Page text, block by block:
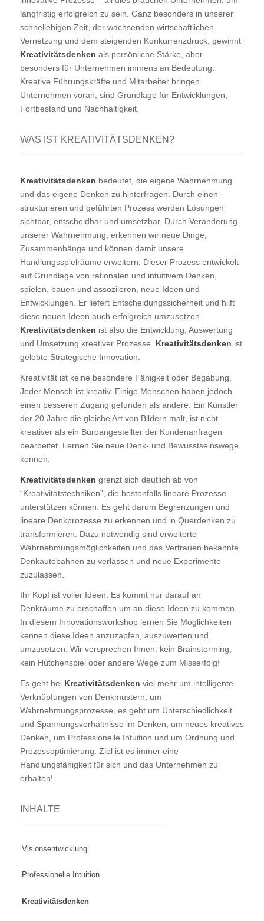
langfristig erfolgreich zu sein. Ganz besonders in unserer
schnellebigen Zeit, der wachsenden wirtschaftlichen
Vernetzung und dem steigenden Konkurrenzdruck, gewinnt
Kreativitätsdenken als persönliche Stärke, aber
besonders für Unternehmen immens an Bedeutung.
Kreative Führungskräfte und Mitarbeiter bringen
Unternehmen voran, sind Grundlage für Entwicklungen,
Fortbestand und Nachhaltigkeit.
WAS IST KREATIVITÄTSDENKEN?
Kreativitätsdenken bedeutet, die eigene Wahrnehmung
und das eigene Denken zu hinterfragen. Durch einen
strukturieren und geführten Prozess werden Lösungen
sichtbar, entscheidbar und umsetzbar. Durch Veränderung
unserer Wahrnehmung, erkennen wir neue Dinge,
Zusammenhänge und können damit unsere
Handlungsspielräume erweitern. Dieser Prozess entwickelt
auf Grundlage von rationalen und intuitivem Denken,
spielen, bauen und assoziieren, neue Ideen und
Entwicklungen. Er liefert Entscheidungssicherheit und hilft
diese neuen Ideen auch erfolgreich umzusetzen.
Kreativitätsdenken ist also die Entwicklung, Auswertung
und Umsetzung kreativer Prozesse. Kreativitätsdenken ist
gelebte Strategische Innovation.
Kreativität ist keine besondere Fähigkeit oder Begabung.
Jeder Mensch ist kreativ. Einige Menschen haben jedoch
einen besseren Zugang gefunden als andere. Ein Künstler
der 20 Jahre die gleiche Art von Bildern malt, ist nicht
kreativer als ein Büroangestellter der Kundenanfragen
bearbeitet. Lernen Sie neue Denk- und Bewusstseinswege
kennen.
Kreativitätsdenken grenzt sich deutlich ab von
“Kreativitätstechniken”, die bestenfalls lineare Prozesse
unterstützen können. Es geht darum Begrenzungen und
lineare Denkprozesse zu erkennen und in Querdenken zu
transformieren. Dazu notwendig sind erweiterte
Wahrnehmungsmöglichkeiten und das Vertrauen bekannte
Denkautobahnen zu verlassen und neue Experimente
zuzulassen.
Ihr Kopf ist voller Ideen. Es kommt nur darauf an
Denkräume zu erschaffen um an diese Ideen zu kommen.
In diesem Innovationsworkshop lernen Sie Möglichkeiten
kennen diese Ideen anzuzapfen, auszuwerten und
umzusetzen. Wir versprechen Ihnen: kein Brainstorming,
kein Hütchenspiel oder andere Wege zum Misserfolg!
Es geht bei Kreativitätsdenken viel mehr um intelligente
Verknüpfungen von Denkmustern, um
Wahrnehmungsprozesse, es geht um Unterschiedlichkeit
und Spannungsverhältnisse im Denken, um neues kreatives
Denken, um Professionelle Intuition und um Ordnung und
Prozessoptimierung. Ziel ist es immer eine
Handlungsfähigkeit für sich und das Unternehmen zu
erhalten!
INHALTE
Visionsentwicklung
Professionelle Intuition
Kreativitätsdenken